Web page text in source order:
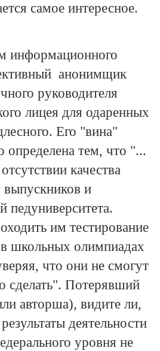
самое интересное.
информационного
анонимщик
руководителя
лицея для одаренных
Его "вина"
тем, что "...
качества
выпускников и
педуниверситета.
им тестирование
в школьных олимпиадах
что они не смогут
сделать". Потерявший
авторша), видите ли,
деятельности
уровня не